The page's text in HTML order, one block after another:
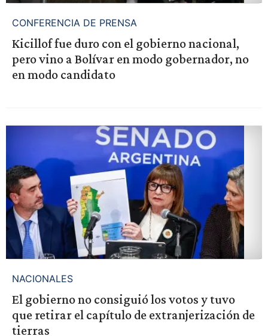
CONFERENCIA DE PRENSA
Kicillof fue duro con el gobierno nacional,
pero vino a Bolívar en modo gobernador, no
en modo candidato
NACIONALES
El gobierno no consiguió los votos y tuvo
que retirar el capítulo de extranjerización de
tierras